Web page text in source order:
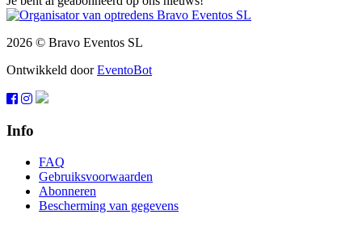
2026 © Bravo Eventos SL
Ontwikkeld doorEventoBot
Info
FAQ
Gebruiksvoorwaarden
Abonneren
Bescherming van gegevens